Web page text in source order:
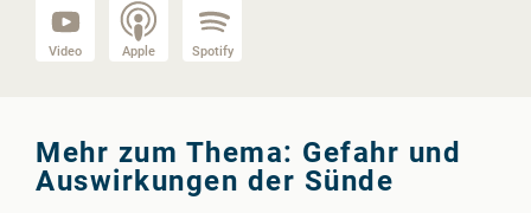
Video Apple Spotify
Mehr zum Thema: Gefahr und
Auswirkungen der Sünde